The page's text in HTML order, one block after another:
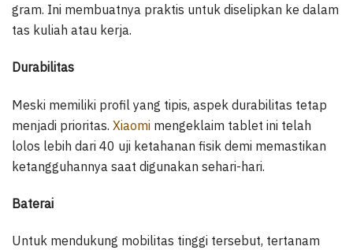
gram. Ini membuatnya praktis untuk diselipkan ke dalam
tas kuliah atau kerja.
Durabilitas
Meski memiliki profil yang tipis, aspek durabilitas tetap
menjadi prioritas. Xiaomi mengeklaim tablet ini telah
lolos lebih dari 40 uji ketahanan fisik demi memastikan
ketangguhannya saat digunakan sehari-hari.
Baterai
Untuk mendukung mobilitas tinggi tersebut, tertanam